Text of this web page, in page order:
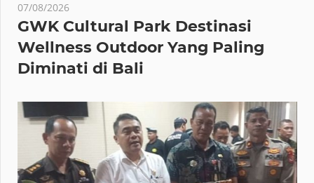
07/08/2026
GWK Cultural Park Destinasi
Wellness Outdoor Yang Paling
Diminati di Bali